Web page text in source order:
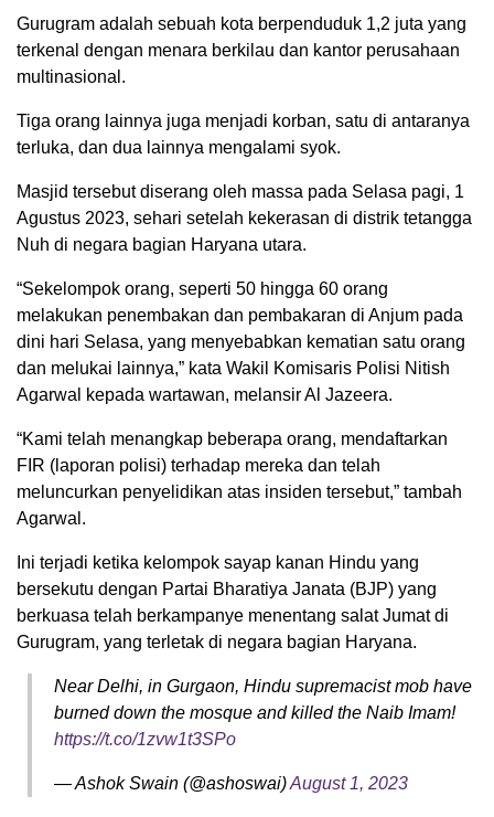
Gurugram adalah sebuah kota berpenduduk 1,2 juta yang
terkenal dengan menara berkilau dan kantor perusahaan
multinasional.
Tiga orang lainnya juga menjadi korban, satu di antaranya
terluka, dan dua lainnya mengalami syok.
Masjid tersebut diserang oleh massa pada Selasa pagi, 1
Agustus 2023, sehari setelah kekerasan di distrik tetangga
Nuh di negara bagian Haryana utara.
“Sekelompok orang, seperti 50 hingga 60 orang
melakukan penembakan dan pembakaran di Anjum pada
dini hari Selasa, yang menyebabkan kematian satu orang
dan melukai lainnya,” kata Wakil Komisaris Polisi Nitish
Agarwal kepada wartawan, melansir Al Jazeera.
“Kami telah menangkap beberapa orang, mendaftarkan
FIR (laporan polisi) terhadap mereka dan telah
meluncurkan penyelidikan atas insiden tersebut,” tambah
Agarwal.
Ini terjadi ketika kelompok sayap kanan Hindu yang
bersekutu dengan Partai Bharatiya Janata (BJP) yang
berkuasa telah berkampanye menentang salat Jumat di
Gurugram, yang terletak di negara bagian Haryana.
Near Delhi, in Gurgaon, Hindu supremacist mob have
burned down the mosque and killed the Naib Imam!
https://t.co/1zvw1t3SPo
— Ashok Swain (@ashoswai)August 1, 2023